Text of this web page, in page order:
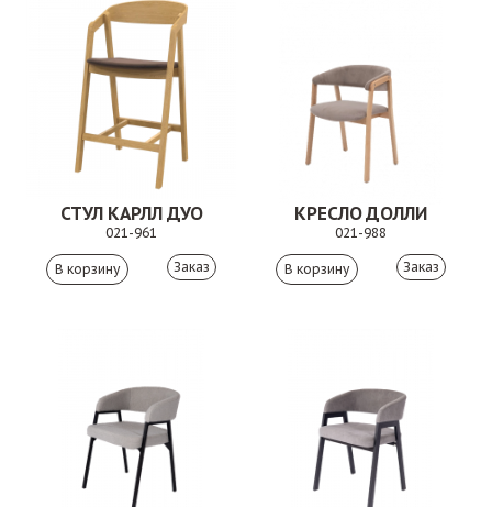
СТУЛ КАРЛЛ ДУО
021-961
Заказ
КРЕСЛО ДОЛЛИ
021-988
Заказ